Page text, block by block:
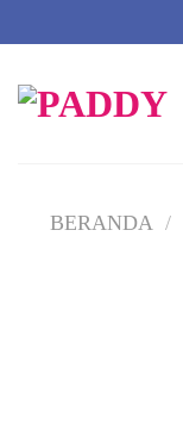
content
BERANDA /